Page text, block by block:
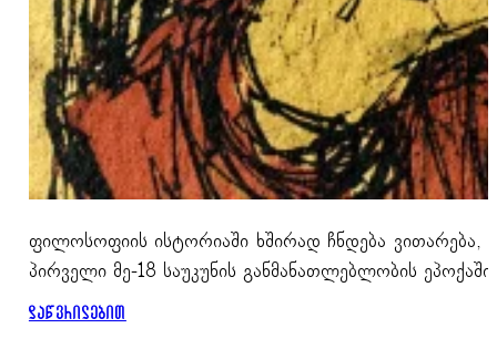
ფილოსოფიის ისტორიაში ხშირად ჩნდება ვითარება,
პირველი მე-18 საუკუნის განმანათლებლობის
დაწვრილებით